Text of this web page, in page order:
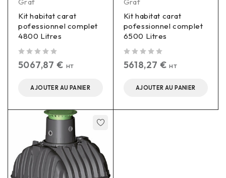
Kit habitat carat
pofessionnel complet
4800 Litres
5067,87€ HT
AJOUTER AU PANIER
Kit habitat carat
pofessionnel complet
6500 Litres
5618,27 € HT
AJOUTER AU PANIER